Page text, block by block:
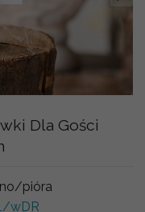
Dla Gości
pióra
wDR